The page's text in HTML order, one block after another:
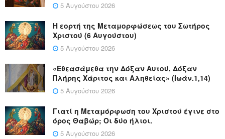
5 Αυγούστου 2026
Η εορτή της Μεταμορφώσεως του Σωτήρος
Χριστού (6 Αυγούστου)
5 Αυγούστου 2026
«Εθεασάμεθα την Δόξαν Αυτού, Δόξαν
Πλήρης Χάριτος και Αληθείας» (Ιωάν.1,14)
5 Αυγούστου 2026
Γιατί η Μεταμόρφωση του Χριστού έγινε στο
όρος Θαβώρ; Οι δύο ήλιοι.
5 Αυγούστου 2026